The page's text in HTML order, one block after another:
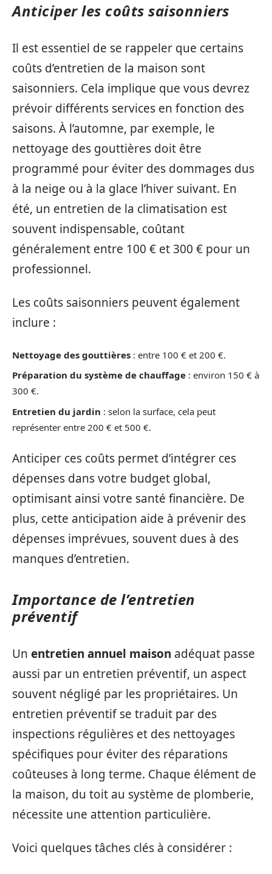
Anticiper les coûts saisonniers
Il est essentiel de se rappeler que certains
coûts d’entretien de la maison sont
saisonniers. Cela implique que vous devrez
prévoir différents services en fonction des
saisons. À l’automne, par exemple, le
nettoyage des gouttières doit être
programmé pour éviter des dommages dus
à la neige ou à la glace l’hiver suivant. En
été, un entretien de la climatisation est
souvent indispensable, coûtant
généralement entre 100 € et 300 € pour un
professionnel.
Les coûts saisonniers peuvent également
inclure :
Nettoyage des gouttières : entre 100 € et 200 €.
Préparation du système de chauffage : environ 150 € à
300 €.
Entretien du jardin : selon la surface, cela peut
représenter entre 200 € et 500 €.
Anticiper ces coûts permet d’intégrer ces
dépenses dans votre budget global,
optimisant ainsi votre santé financière. De
plus, cette anticipation aide à prévenir des
dépenses imprévues, souvent dues à des
manques d’entretien.
Importance de l’entretien
préventif
Un entretien annuel maison adéquat passe
aussi par un entretien préventif, un aspect
souvent négligé par les propriétaires. Un
entretien préventif se traduit par des
inspections régulières et des nettoyages
spécifiques pour éviter des réparations
coûteuses à long terme. Chaque élément de
la maison, du toit au système de plomberie,
nécessite une attention particulière.
Voici quelques tâches clés à considérer :